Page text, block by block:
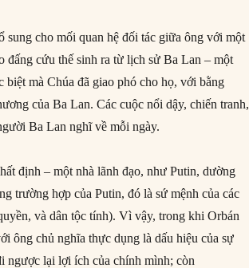
cho mối quan hệ đối tác giữa ông với một
cứu thế sinh ra từ lịch sử Ba Lan – một
biệt mà Chúa đã giao phó cho họ, với bằng
của Ba Lan. Các cuộc nổi dậy, chiến tranh,
Ba Lan nghĩ về mỗi ngày.
định – một nhà lãnh đạo, như Putin, dường
trường hợp của Putin, đó là sứ mệnh của các
và dân tộc tính). Vì vậy, trong khi Orbán
ông chủ nghĩa thực dụng là dấu hiệu của sự
ngược lại lợi ích của chính mình; còn